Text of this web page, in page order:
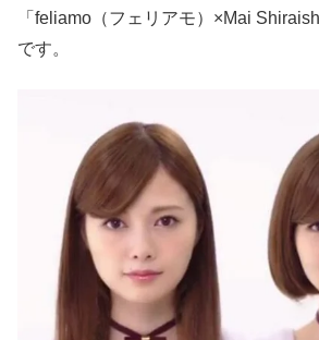
「feliamo（フェリアモ）×Mai
です。